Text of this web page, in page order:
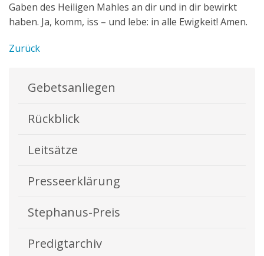
Gaben des Heiligen Mahles an dir und in dir bewirkt
haben. Ja, komm, iss – und lebe: in alle Ewigkeit! Amen.
Zurück
Gebetsanliegen
Rückblick
Leitsätze
Presseerklärung
Stephanus-Preis
Predigtarchiv